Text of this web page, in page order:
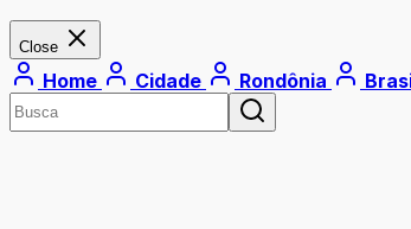
Close
Home Cidade Rondônia